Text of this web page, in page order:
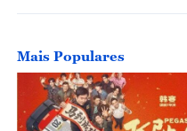
Mais Populares